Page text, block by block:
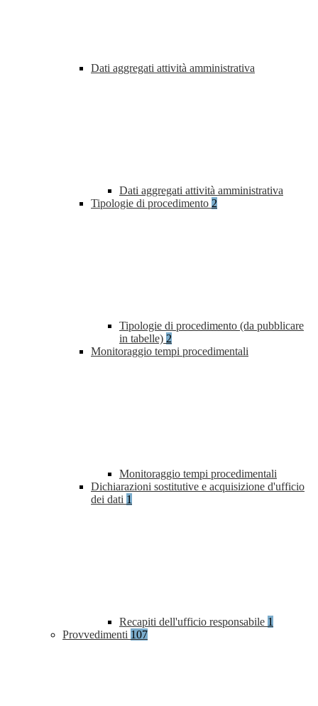
Dati aggregati attività amministrativa
Dati aggregati attività amministrativa
Tipologie di procedimento 2
Tipologie di procedimento (da pubblicare
in tabelle) 2
Monitoraggio tempi procedimentali
Monitoraggio tempi procedimentali
Dichiarazioni sostitutive e acquisizione d'ufficio
dei dati 1
Recapiti dell'ufficio responsabile 1
Provvedimenti 107